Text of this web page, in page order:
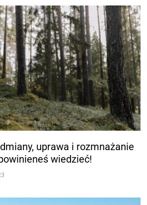
uprawa i rozmnażanie
wiedzieć!